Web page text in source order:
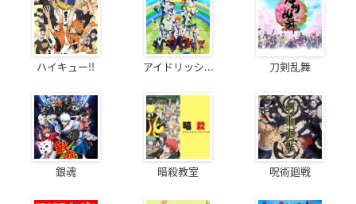
ハイキュー!! アイドリッシ... 刀剣乱舞
銀魂 暗殺教室 呪術廻戦